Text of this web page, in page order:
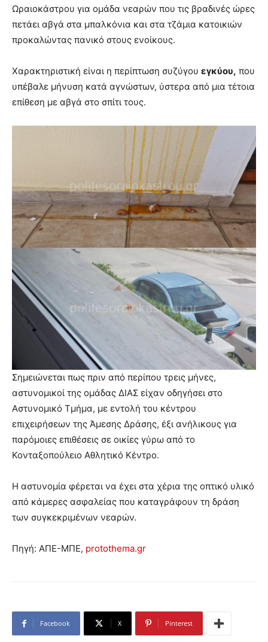
Ωραιοκάστρου για ομάδα νεαρών που τις βραδινές ώρες
πετάει αβγά στα μπαλκόνια και στα τζάμια κατοικιών
προκαλώντας πανικό στους ενοίκους.
Χαρακτηριστική είναι η περίπτωση συζύγου εγκύου, που
υπέβαλε μήνυση κατά αγνώστων, ύστερα από μια τέτοια
επίθεση με αβγά στο σπίτι τους.
Σημειώνεται πως πριν από περίπου τρεις μήνες,
αστυνομικοί της ομάδας ΔΙΑΣ είχαν οδηγήσει στο
Αστυνομικό Τμήμα, με εντολή του κέντρου
επιχειρήσεων της Άμεσης Δράσης, έξι ανήλικους για
παρόμοιες επιθέσεις σε οικίες γύρω από το
Κονταξοπούλειο Αθλητικό Κέντρο.
Η αστυνομία φέρεται να έχει στα χέρια της οπτικό υλικό
από κάμερες ασφαλείας που καταγράφουν τη δράση
των συγκεκριμένων νεαρών.
Πηγή: ΑΠΕ-ΜΠΕ, protothema.gr
Facebook X Pinterest